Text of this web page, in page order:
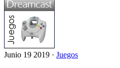
Junio 19 2019 · Juegos